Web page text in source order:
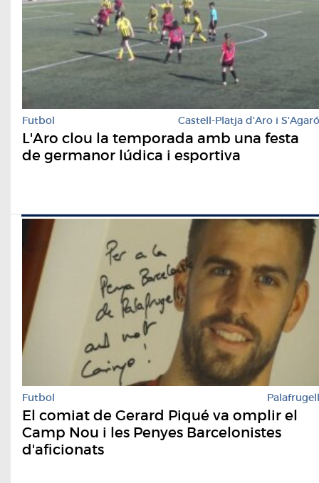
Futbol Castell-Platja d'Aro i S'Agaró
L'Aro clou la temporada amb una festa
de germanor lúdica i esportiva
Futbol Palafrugell
El comiat de Gerard Piqué va omplir el
Camp Nou i les Penyes Barcelonistes
d'aficionats